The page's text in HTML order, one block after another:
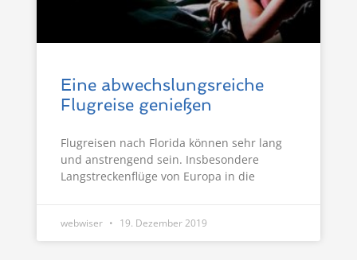
Eine abwechslungsreiche
Flugreise genießen
Flugreisen nach Florida können sehr lang
und anstrengend sein. Insbesondere
Langstreckenflüge von Europa in die
webwiser 19. Dezember 2019